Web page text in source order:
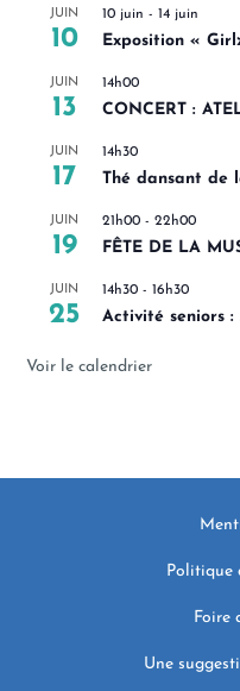
JUIN
10
10 juin -14 juin
Exposition «
JUIN
13
14h00
CONCERT :
JUIN
17
14h30
Thé dansant de
JUIN
19
21h00 -22h00
FÊTE DE LA
JUIN
25
14h30 -16h30
Activité seniors :
Voir le calendrier
Politique
Foire
Une